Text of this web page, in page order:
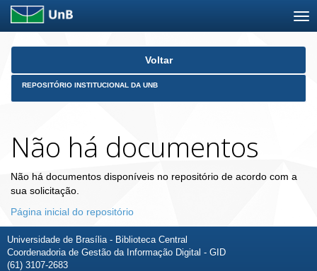
Skip
Voltar
REPOSITÓRIO INSTITUCIONAL DA UNB
Não há documentos
Não há documentos disponíveis no repositório de acordo com a
sua solicitação.
Página inicial do repositório
Universidade de Brasília - Biblioteca Central
Coordenadoria de Gestão da Informação Digital - GID
(61) 3107-2683